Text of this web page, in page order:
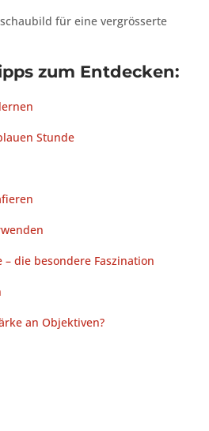
für eine vergrösserte
zum Entdecken:
Stunde
die besondere Faszination
an Objektiven?